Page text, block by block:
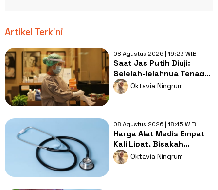
Artikel Terkini
08 Agustus 2026 | 19:23 WIB
Saat Jas Putih Diuji:
Selelah-lelahnya Tenaga
Kesehatan, Tetap Lebih
Melelahkan Jadi Pasien
Oktavia Ningrum
08 Agustus 2026 | 18:45 WIB
Harga Alat Medis Empat
Kali Lipat, Bisakah
Layanan Kesehatan
Tetap Murah?
Oktavia Ningrum